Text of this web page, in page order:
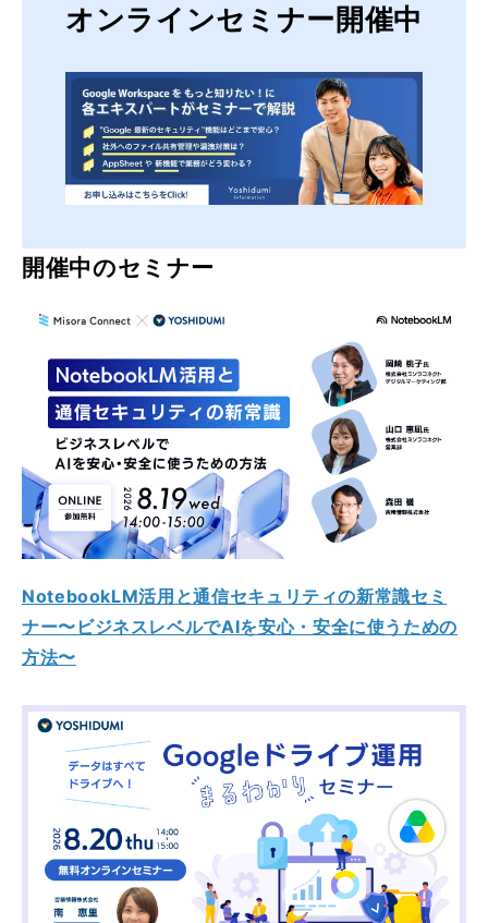
オンラインセミナー開催中
開催中のセミナー
NotebookLM活用と通信セキュリティの新常識セミ
ナー〜ビジネスレベルでAIを安心・安全に使うための
方法〜